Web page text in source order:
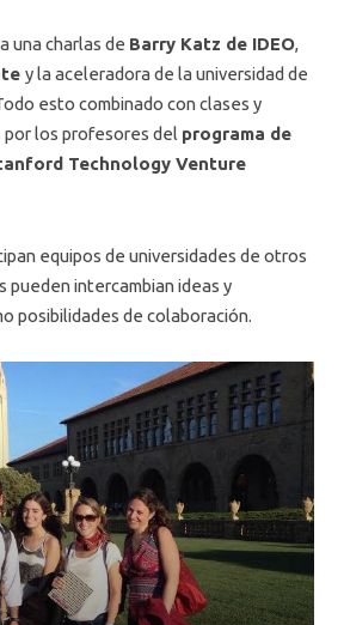
una charlas de Barry Katz de IDEO,
y la aceleradora de la universidad de
esto combinado con clases y
los profesores del programa de
Technology Venture
equipos de universidades de otros
pueden intercambian ideas y
posibilidades de colaboración.